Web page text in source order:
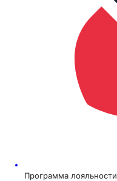
Программа лояльности